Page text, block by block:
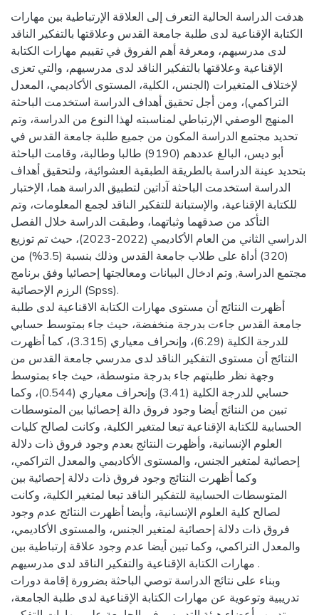
هدفت الدراسة الحالية التعرف إلى العلاقة الإرتباطية بين مهارات
الكتابة الإقناعية لدى طلبة جامعة القدس وعلاقتها بالتفكير الناقد
لدى مدرسيهم، ومعرفة أهم الفروق في تقييم مهارات الكتابة
الإقناعية وعلاقتها بالتفكير الناقد لدى مدرسيهم، والتي تعزى
لإختلاف المتغيرات (الجنس، الكلية، المستوى الأكاديمي، المعدل
التراكمي)، ومن أجل تحقيق أهداف الدراسة استخدمت الباحثة
المنهج الوصفي الإرتباطي لمناسبته لهذا النوع من الدراسة، وتم
تحديد مجتمع الدراسة المكون من جميع طلبة جامعة القدس في
أبو ديس، البالغ عددهم (9190) طالبا وطالبة، وقامت الباحثة
بتحديد عينة الدراسة بالطريقة الطبقية العشوائية، ولتحقيق أهداف
الدراسة استخدمت الباحثة آداتين لتطبيق الدراسة هما، الإختبار
للكتابة الإقناعية، والإستبانة للتفكير الناقد لجمع المعلومات، وتم
التأكد من صدقهما وثباتهما، وطبقت الدراسة خلال الفصل
الدراسي الثاني من العام الأكاديمي (2022-2023)، حيث تم توزيع
(320) أداة على طلاب جامعة القدس وذلك بنسبة (3.5%) من
مجتمع الدراسة, وتم ادخال البيانات ومعالجتها إحصائيا وفق برنامج
الرزم الإحصائية (Spss).
أظهرت النتائج أن مستوى مهارات الكتابة الاقناعية لدى طلبة
جامعة القدس جاءت بدرجة منخفضة، حيث جاء بمتوسط حسابي
للدرجة الكلية (6.29)، وإنحراف معياري (3.315)، كما أظهرت
النتائج أن مستوى التفكير الناقد لدى مدرسي جامعة القدس من
وجهة نظر طلبتهم جاء بدرجة متوسطة، حيث جاء بمتوسط
حسابي للدرجة الكلية (3.41) وإنحراف معياري (0.544)، وكما
تبين من النتائج أيضا وجود فروق دالة إحصائيا بين المتوسطات
الحسابية للكتابة الإقناعية تبعا لمتغير الكلية، وكانت لصالح كليات
العلوم الإنسانية، وأظهرت النتائج بعدم وجود فروق ذات دلالة
إحصائية لمتغير الجنس، والمستوى الأكاديمي والمعدل التراكمي،
وكما أظهرت النتائج وجود فروق ذات دلالة إحصائية بين
المتوسطات الحسابية للتفكير الناقد تبعا لمتغير الكلية، وكانت
لصالح كلية العلوم الإنسانية، وأيضا أظهرت النتائج عدم وجود
فروق ذات دلالة إحصائية لمتغير الجنس، والمستوى الأكاديمي،
والمعدل التراكمي، وكما تبين أيضا عدم وجود علاقة إرتباطية بين
مهارات الكتابة الإقناعية والتفكير الناقد لدى مدرسيهم .
وبناء على نتائج الدراسة توصي الباحثة بضرورة إقامة دورات
تدريبية وتوعوية عن مهارات الكتابة الإقناعية لدى طلبة الجامعة،